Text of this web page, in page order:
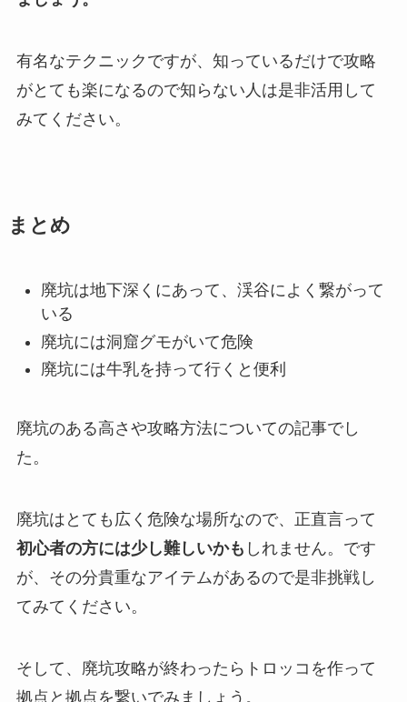
有名なテクニックですが、知っているだけで攻略
がとても楽になるので知らない人は是非活用して
みてください。
まとめ
廃坑は地下深くにあって、渓谷によく繋がって
いる
廃坑には洞窟グモがいて危険
廃坑には牛乳を持って行くと便利
廃坑のある高さや攻略方法についての記事でし
た。
廃坑はとても広く危険な場所なので、正直言って
初心者の方には少し難しいかも しれません。です
が、その分貴重なアイテムがあるので是非挑戦し
てみてください。
そして、廃坑攻略が終わったらトロッコを作って
拠点と拠点を繋いでみましょう。